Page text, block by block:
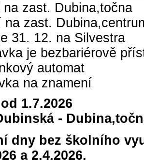
zast. Dubina,točna
na zast.
31. 12. na Silvestra
je bezbariérově
automat
na znamení
1.7.2026
-
dny bez školního
a 2.4.2026.